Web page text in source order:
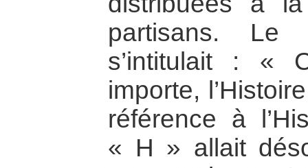
partisans. Le
s’intitulait : «
importe,
référence à
« H » allait